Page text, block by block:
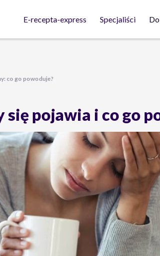
E-recepta-express Specjaliści
co go powoduje?
się pojawia i co go